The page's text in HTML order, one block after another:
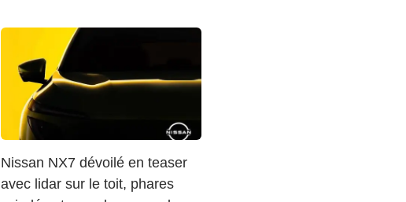
Nissan NX7 dévoilé en teaser
avec lidar sur le toit, phares